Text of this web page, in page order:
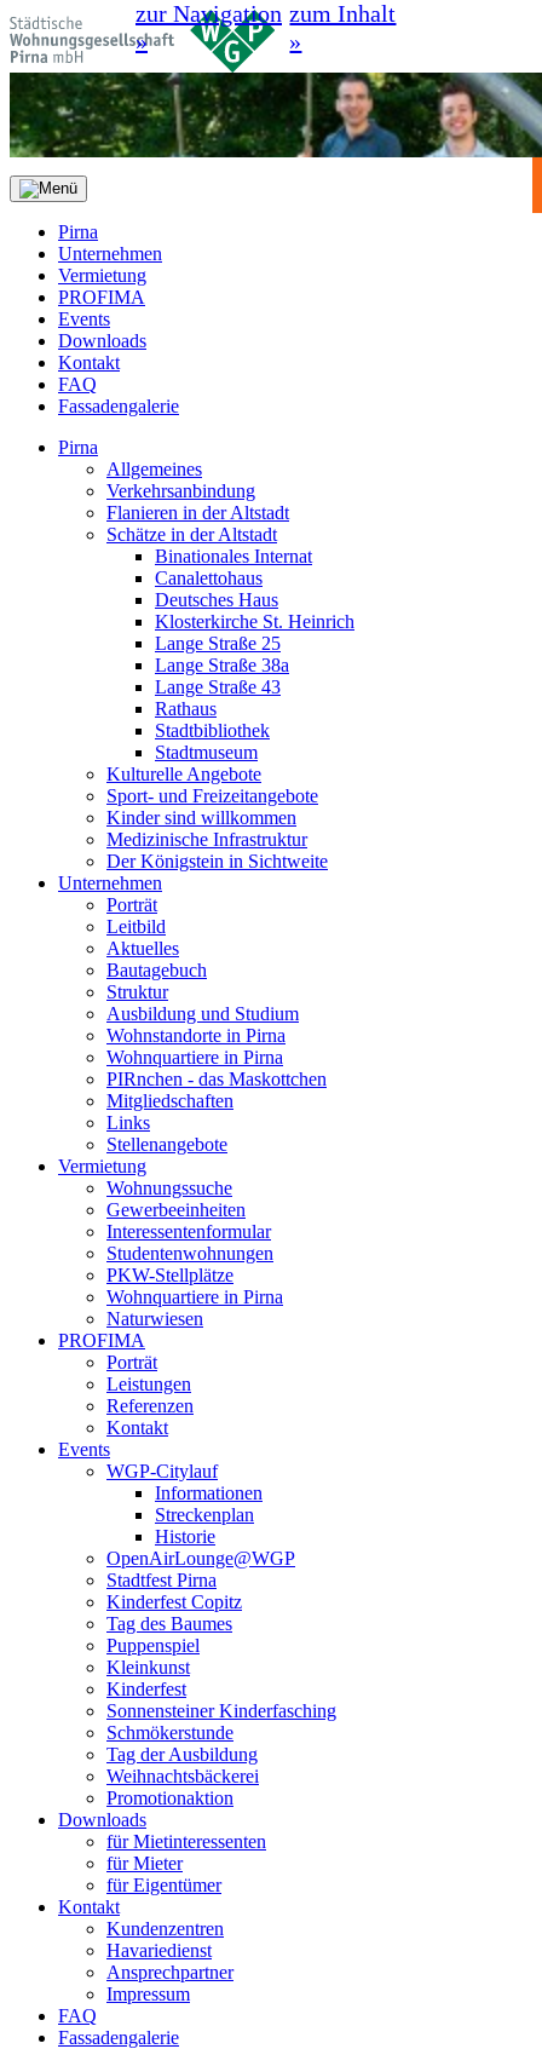
zur Navigation
»
zum Inhalt
»
Pirna
Unternehmen
Vermietung
PROFIMA
Events
Downloads
Kontakt
FAQ
Fassadengalerie
Pirna
Allgemeines
Verkehrsanbindung
Flanieren in der Altstadt
Schätze in der Altstadt
Binationales Internat
Canalettohaus
Deutsches Haus
Klosterkirche St. Heinrich
Lange Straße 25
Lange Straße 38a
Lange Straße 43
Rathaus
Stadtbibliothek
Stadtmuseum
Kulturelle Angebote
Sport- und Freizeitangebote
Kinder sind willkommen
Medizinische Infrastruktur
Der Königstein in Sichtweite
Unternehmen
Porträt
Leitbild
Aktuelles
Bautagebuch
Struktur
Ausbildung und Studium
Wohnstandorte in Pirna
Wohnquartiere in Pirna
PIRnchen - das Maskottchen
Mitgliedschaften
Links
Stellenangebote
Vermietung
Wohnungssuche
Gewerbeeinheiten
Interessentenformular
Studentenwohnungen
PKW-Stellplätze
Wohnquartiere in Pirna
Naturwiesen
PROFIMA
Porträt
Leistungen
Referenzen
Kontakt
Events
WGP-Citylauf
Informationen
Streckenplan
Historie
OpenAirLounge@WGP
Stadtfest Pirna
Kinderfest Copitz
Tag des Baumes
Puppenspiel
Kleinkunst
Kinderfest
Sonnensteiner Kinderfasching
Schmökerstunde
Tag der Ausbildung
Weihnachtsbäckerei
Promotionaktion
Downloads
für Mietinteressenten
für Mieter
für Eigentümer
Kontakt
Kundenzentren
Havariedienst
Ansprechpartner
Impressum
FAQ
Fassadengalerie